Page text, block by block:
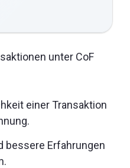
unter CoF
einer Transaktion
bessere Erfahrungen